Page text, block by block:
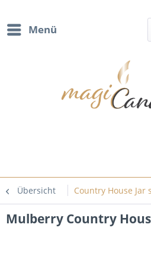
Menü
Übersicht Country House Jar
Mulberry Country